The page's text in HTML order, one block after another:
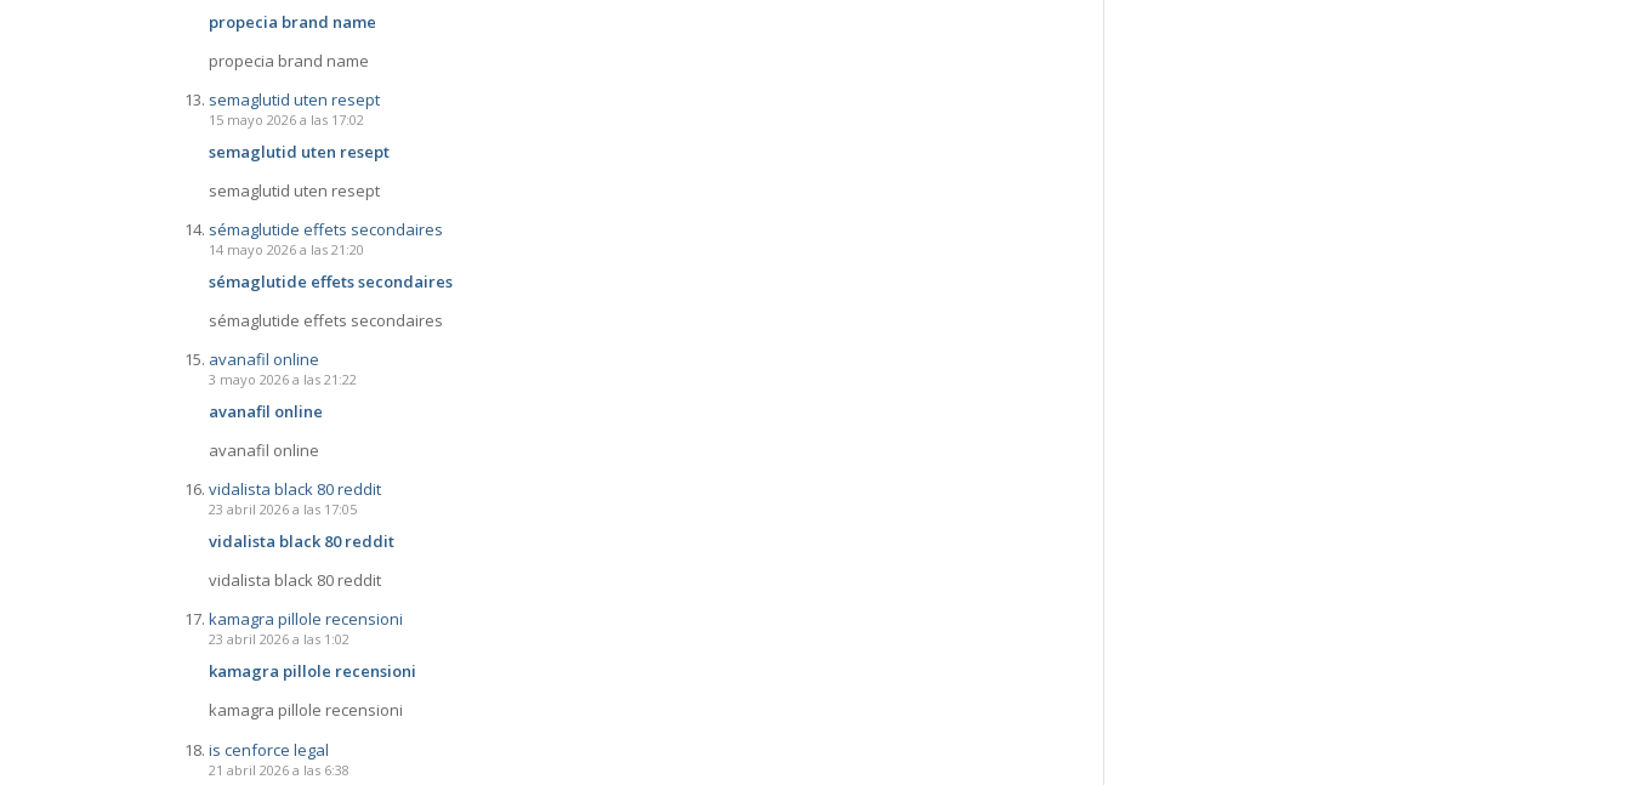
propecia brand name
propecia brand name
semaglutid uten resept
15 mayo 2026 a las 17:02
semaglutid uten resept
semaglutid uten resept
sémaglutide effets secondaires
14 mayo 2026 a las 21:20
sémaglutide effets secondaires
sémaglutide effets secondaires
avanafil online
3 mayo 2026 a las 21:22
avanafil online
avanafil online
vidalista black 80 reddit
23 abril 2026 a las 17:05
vidalista black 80 reddit
vidalista black 80 reddit
kamagra pillole recensioni
23 abril 2026 a las 1:02
kamagra pillole recensioni
kamagra pillole recensioni
is cenforce legal
21 abril 2026 a las 6:38